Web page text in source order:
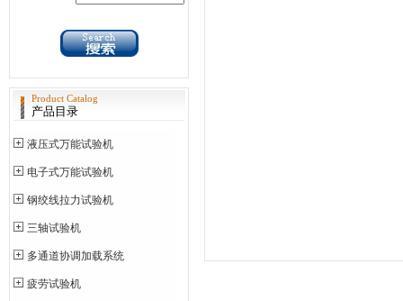
Product Catalog
产品目录
液压式万能试验机
电子式万能试验机
钢绞线拉力试验机
三轴试验机
多通道协调加载系统
疲劳试验机